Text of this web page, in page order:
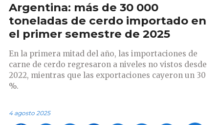
Argentina: más de 30 000
toneladas de cerdo importado en
el primer semestre de 2025
En la primera mitad del año, las importaciones de
carne de cerdo regresaron a niveles no vistos desde
2022, mientras que las exportaciones cayeron un 30
%.
4 agosto 2025